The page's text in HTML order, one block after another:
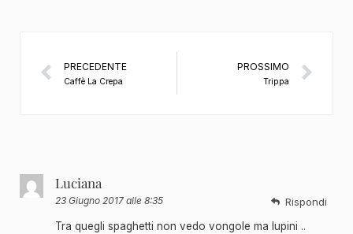
PRECEDENTE
Caffè La Crepa
PROSSIMO
Trippa
Luciana
23 Giugno 2017 alle 8:35
Tra quegli spaghetti non vedo vongole ma lupini ..
Rispondi